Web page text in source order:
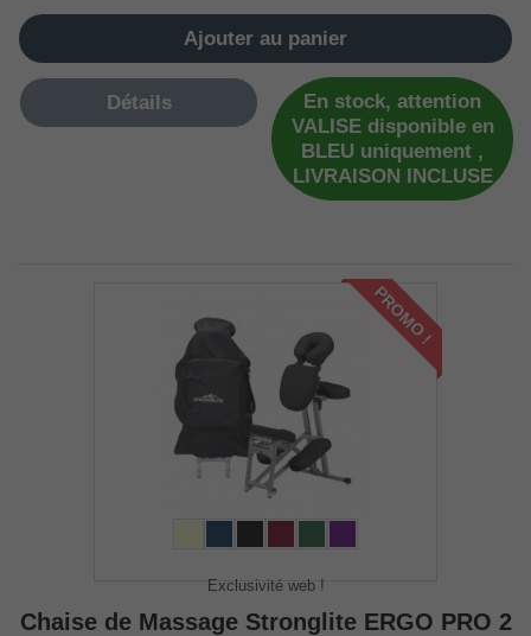
Ajouter au panier
Détails
En stock, attention
VALISE disponible en
BLEU uniquement ,
LIVRAISON INCLUSE
PROMO !
Exclusivité web !
Chaise de Massage Stronglite ERGO PRO 2